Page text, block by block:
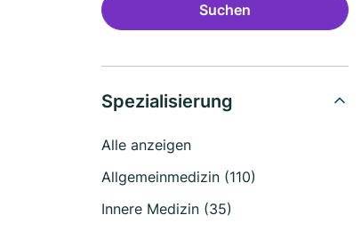
Suchen
Spezialisierung
Alle anzeigen
Allgemeinmedizin (110)
Innere Medizin (35)